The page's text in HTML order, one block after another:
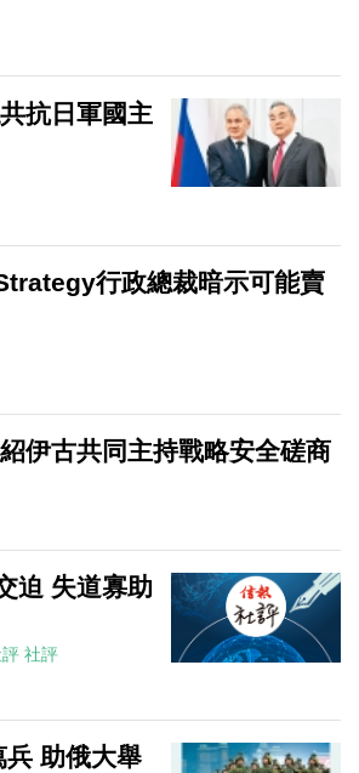
抗日軍國主
行政總裁暗示可能賣
伊古共同主持戰略安全磋商
迫 失道寡助
社評
助俄大舉